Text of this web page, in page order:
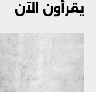
يقرأون الآن